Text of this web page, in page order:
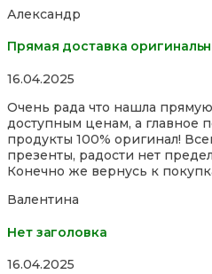
Александр
Прямая доставка
Rated
out
of
5
16.04.2025
Очень рада что нашла
доступным ценам, а главное
продукты 100% оригинал!
презенты, радости нет
Конечно же вернусь к
Валентина
Нет заголовка
Rated
16.04.2025